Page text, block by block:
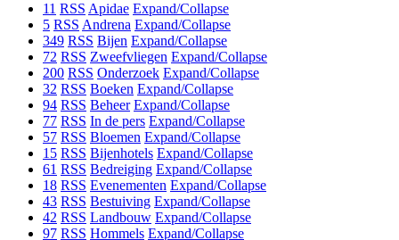
11 RSS Apidae Expand/Collapse
5 RSS Andrena Expand/Collapse
349 RSS Bijen Expand/Collapse
72 RSS Zweefvliegen Expand/Collapse
200 RSS Onderzoek Expand/Collapse
32 RSS Boeken Expand/Collapse
94 RSS Beheer Expand/Collapse
77 RSS In de pers Expand/Collapse
57 RSS Bloemen Expand/Collapse
15 RSS Bijenhotels Expand/Collapse
61 RSS Bedreiging Expand/Collapse
18 RSS Evenementen Expand/Collapse
43 RSS Bestuiving Expand/Collapse
42 RSS Landbouw Expand/Collapse
97 RSS Hommels Expand/Collapse